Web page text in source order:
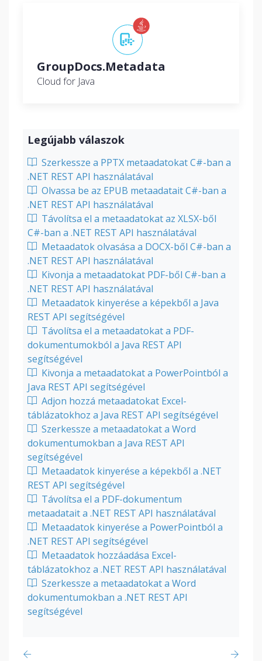
GroupDocs.Metadata
Cloud for Java
Legújabb válaszok
Szerkessze a PPTX metaadatokat C#-ban a
.NET REST API használatával
Olvassa be az EPUB metaadatait C#-ban a
.NET REST API használatával
Távolítsa el a metaadatokat az XLSX-ből
C#-ban a .NET REST API használatával
Metaadatok olvasása a DOCX-ből C#-ban a
.NET REST API használatával
Kivonja a metaadatokat PDF-ből C#-ban a
.NET REST API használatával
Metaadatok kinyerése a képekből a Java
REST API segítségével
Távolítsa el a metaadatokat a PDF-
dokumentumokból a Java REST API
segítségével
Kivonja a metaadatokat a PowerPointból a
Java REST API segítségével
Adjon hozzá metaadatokat Excel-
táblázatokhoz a Java REST API segítségével
Szerkessze a metaadatokat a Word
dokumentumokban a Java REST API
segítségével
Metaadatok kinyerése a képekből a .NET
REST API segítségével
Távolítsa el a PDF-dokumentum
metaadatait a .NET REST API használatával
Metaadatok kinyerése a PowerPointból a
.NET REST API segítségével
Metaadatok hozzáadása Excel-
táblázatokhoz a .NET REST API használatával
Szerkessze a metaadatokat a Word
dokumentumokban a .NET REST API
segítségével